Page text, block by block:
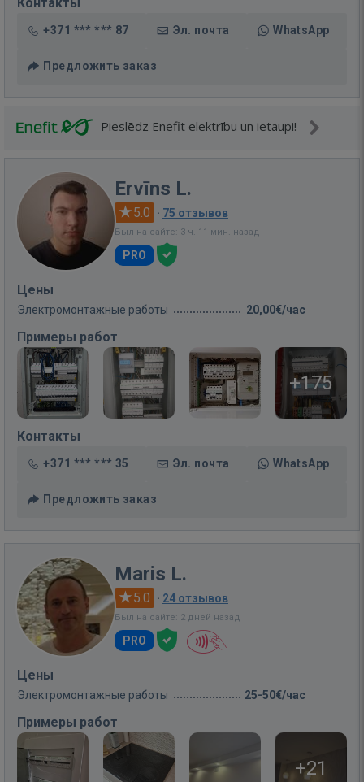
+371 *** *** 87 Эл. почта WhatsApp
Предложить заказ
Pieslēdz Enefit elektrību un ietaupi!
Ervīns L.
5.0 · 75 отзывов
Был на сайте: 3 ч. 11 мин. назад
PRO
Цены
Электромонтажные работы 20,00€/час
Примеры работ
+175
Контакты
+371 *** *** 35 Эл. почта WhatsApp
Предложить заказ
Maris L.
5.0 · 24 отзывов
Был на сайте: 2 дней назад
PRO
Цены
Электромонтажные работы 25-50€/час
Примеры работ
+21